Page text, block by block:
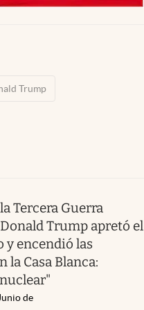
Trump
Tercera Guerra
Trump apretó el
y encendió las
la Casa Blanca:
de